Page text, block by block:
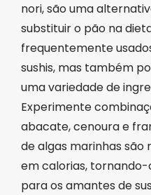
nori, são uma
substituir o pão na
frequentemente
sushis, mas também
uma variedade de
Experimente
abacate, cenoura e
de algas marinhas são
em calorias,
para os amantes de